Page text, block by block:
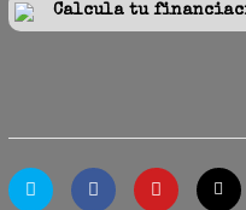
Calcula tu